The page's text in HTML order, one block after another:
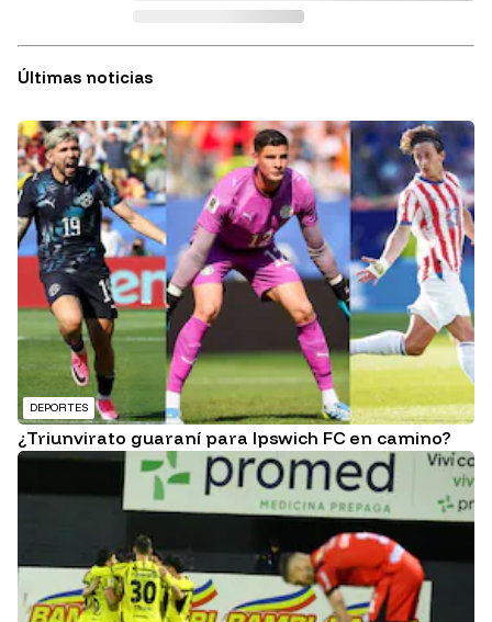
Últimas noticias
DEPORTES
¿Triunvirato guaraní para Ipswich FC en camino?